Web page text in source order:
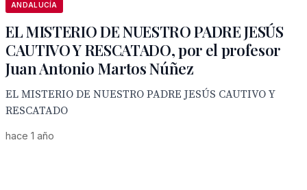
ANDALUCÍA
EL MISTERIO DE NUESTRO PADRE JESÚS
CAUTIVO Y RESCATADO, por el profesor
Juan Antonio Martos Núñez
EL MISTERIO DE NUESTRO PADRE JESÚS CAUTIVO Y
RESCATADO
hace 1 año